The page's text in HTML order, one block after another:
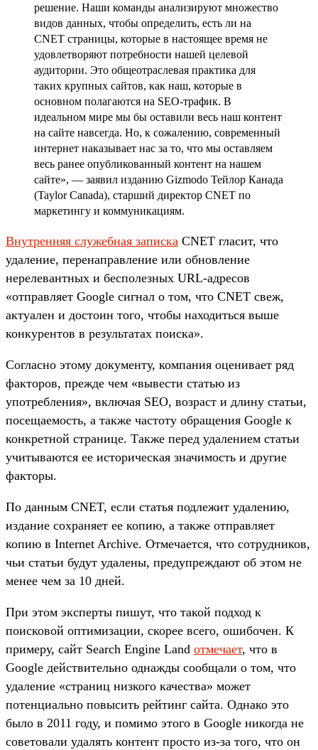
решение. Наши команды анализируют множество
видов данных, чтобы определить, есть ли на
CNET страницы, которые в настоящее время не
удовлетворяют потребности нашей целевой
аудитории. Это общеотраслевая практика для
таких крупных сайтов, как наш, которые в
основном полагаются на SEO-трафик. В
идеальном мире мы бы оставили весь наш контент
на сайте навсегда. Но, к сожалению, современный
интернет наказывает нас за то, что мы оставляем
весь ранее опубликованный контент на нашем
сайте», — заявил изданию Gizmodo Тейлор Канада
(Taylor Canada), старший директор CNET по
маркетингу и коммуникациям.
Внутренняя служебная записка CNET гласит, что
удаление, перенаправление или обновление
нерелевантных и бесполезных URL-адресов
«отправляет Google сигнал о том, что CNET свеж,
актуален и достоин того, чтобы находиться выше
конкурентов в результатах поиска».
Согласно этому документу, компания оценивает ряд
факторов, прежде чем «вывести статью из
употребления», включая SEO, возраст и длину статьи,
посещаемость, а также частоту обращения Google к
конкретной странице. Также перед удалением статьи
учитываются ее историческая значимость и другие
факторы.
По данным CNET, если статья подлежит удалению,
издание сохраняет ее копию, а также отправляет
копию в Internet Archive. Отмечается, что сотрудников,
чьи статьи будут удалены, предупреждают об этом не
менее чем за 10 дней.
При этом эксперты пишут, что такой подход к
поисковой оптимизации, скорее всего, ошибочен. К
примеру, сайт Search Engine Land отмечает, что в
Google действительно однажды сообщали о том, что
удаление «страниц низкого качества» может
потенциально повысить рейтинг сайта. Однако это
было в 2011 году, и помимо этого в Google никогда не
советовали удалять контент просто из-за того, что он